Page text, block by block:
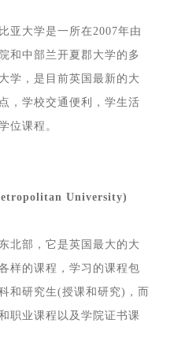
亚大学是一所在2007年由
和中部兰开夏郡大学的多
学，是目前英国最新的大
，学校交通便利，学生活
位课程。
University)
北部，它是英国最大的大
样的课程，学习的课程包
和研究生(授课和研究)，而
职业课程以及学院证书课